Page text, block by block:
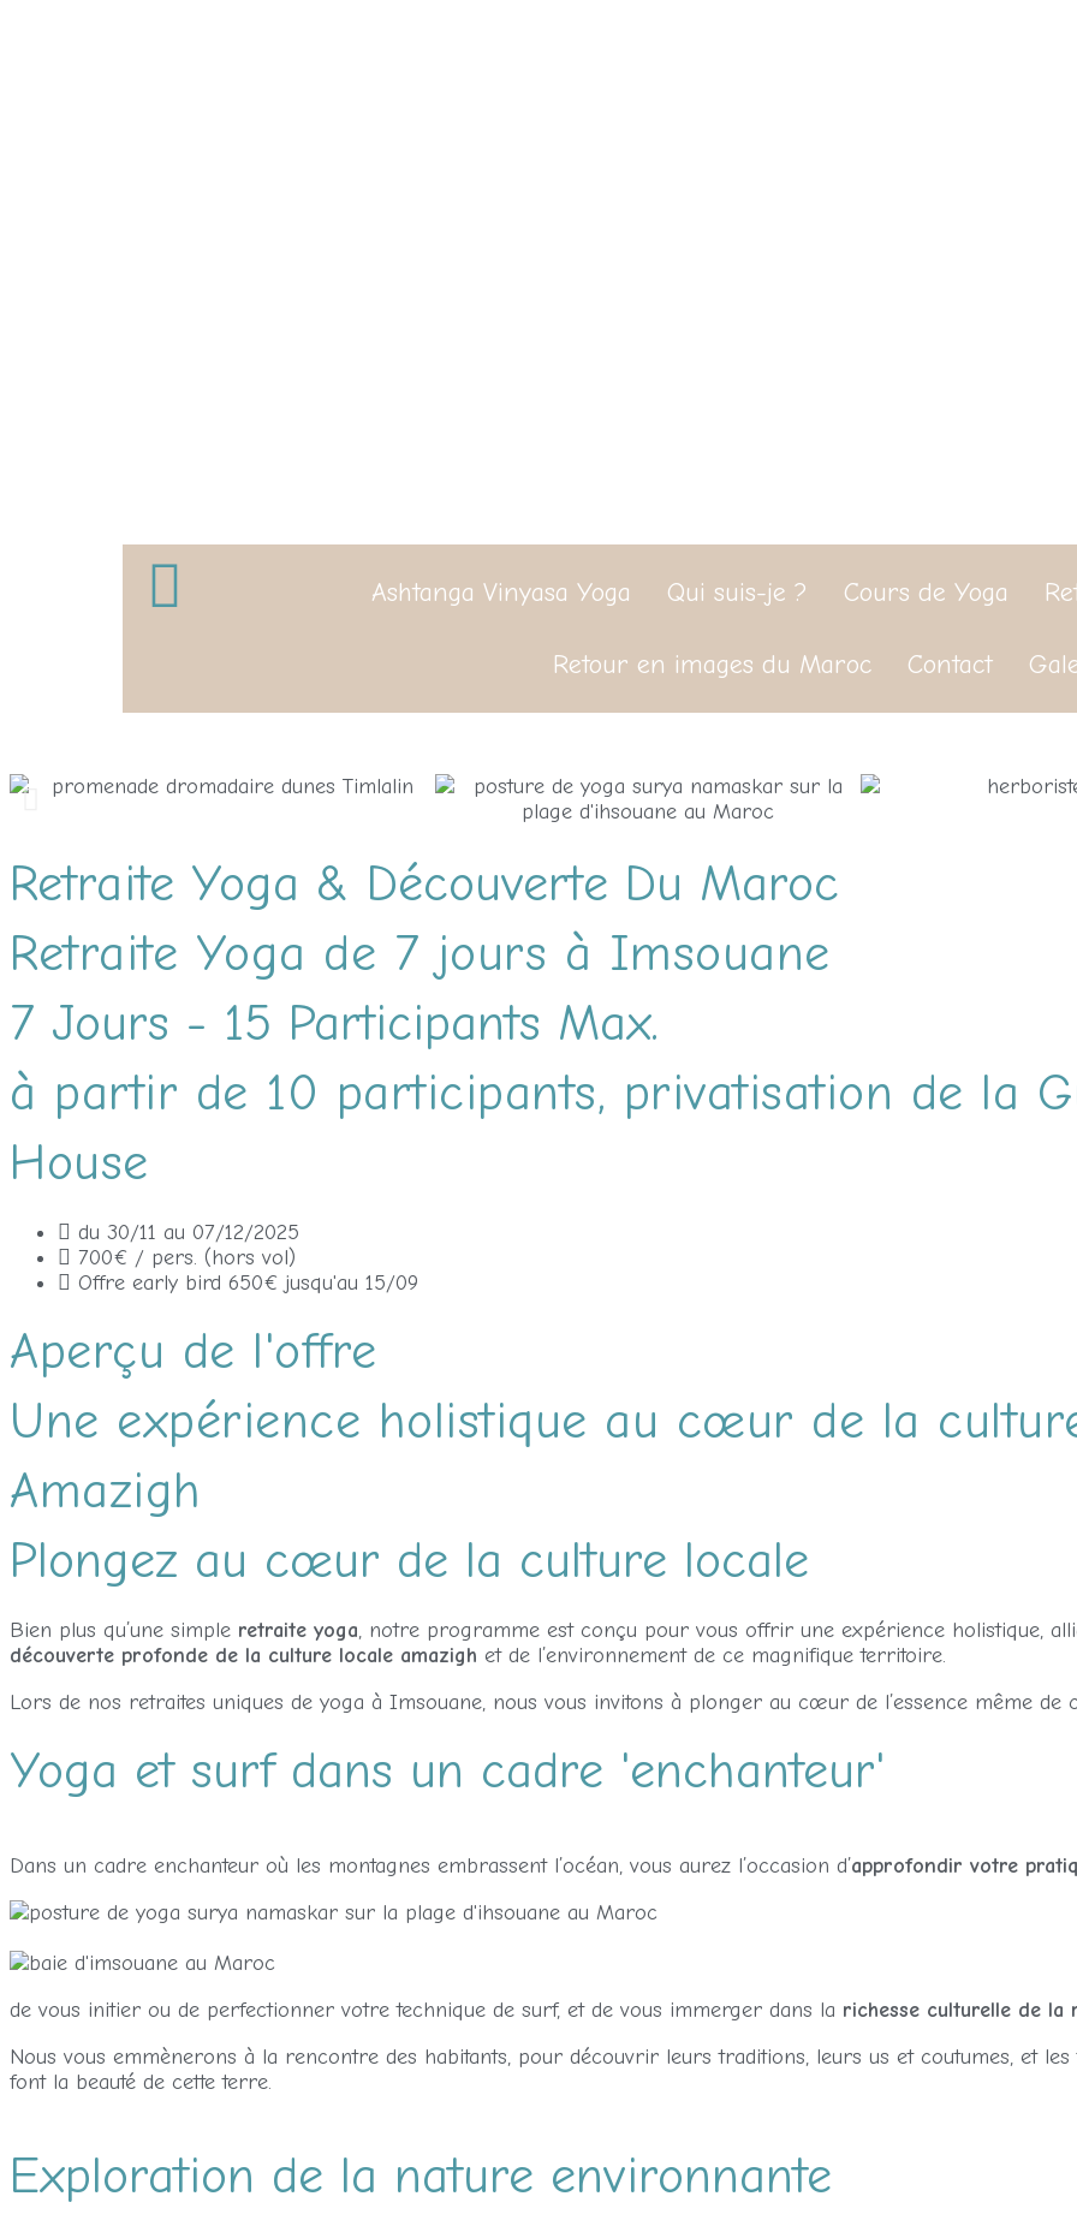
Ashtanga Vinyasa Yoga Qui suis-je ? Cours de Yoga
Retour en images du Maroc Contact
Retraite Yoga & Découverte Du Maroc
Retraite Yoga de 7 jours à Imsouane
7 Jours - 15 Participants Max.
à partir de 10 participants, privatisation de la
House
du 30/11 au 07/12/2025
700€ / pers. (hors vol)
Offre early bird 650€ jusqu'au 15/09
Aperçu de l'offre
Une expérience holistique au cœur de la
Amazigh
Plongez au cœur de la culture locale
Bien plus qu’une simple retraite yoga, notre programme est conçu pour vous offrir une expérience holistique,
découverte profonde de la culture locale amazigh et de l’environnement de ce magnifique territoire.
Lors de nos retraites uniques de yoga à Imsouane, nous vous invitons à plonger au cœur de l’essence même de
Yoga et surf dans un cadre 'enchanteur'
Dans un cadre enchanteur où les montagnes embrassent l’océan, vous aurez l’occasion d’approfondir votre
de vous initier ou de perfectionner votre technique de surf, et de vous immerger dans la richesse culturelle de la
Nous vous emmènerons à la rencontre des habitants, pour découvrir leurs traditions, leurs us et coutumes, et
font la beauté de cette terre.
Exploration de la nature environnante